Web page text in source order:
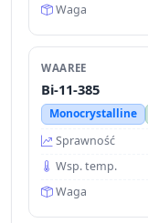
Waga
WAAREE
Bi-11-385
Monocrystalline
Sprawność
Wsp. temp.
Waga